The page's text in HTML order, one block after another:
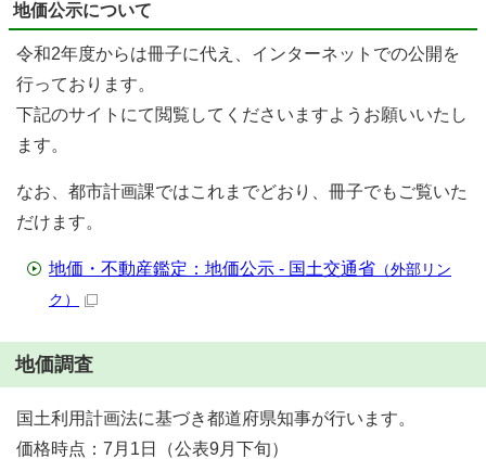
地価公示について
令和2年度からは冊子に代え、インターネットでの公開を
行っております。
下記のサイトにて閲覧してくださいますようお願いいたし
ます。
なお、都市計画課ではこれまでどおり、冊子でもご覧いた
だけます。
地価・不動産鑑定：地価公示 - 国土交通省 （外部リン
ク）
地価調査
国土利用計画法に基づき都道府県知事が行います。
価格時点：7月1日（公表9月下旬）